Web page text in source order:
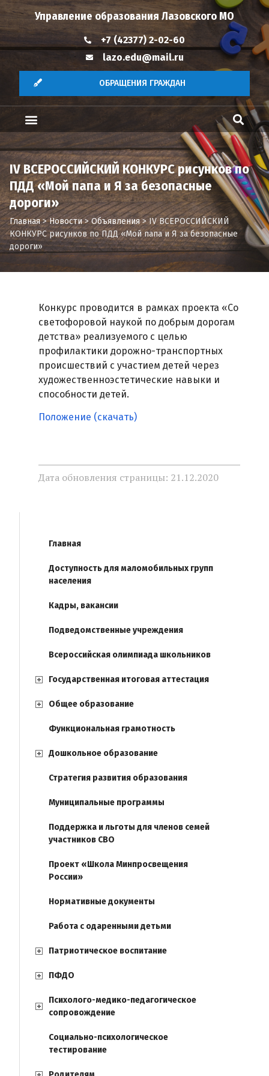
Управление образования Лазовского МО
+7 (42377) 2-02-60
lazo.edu@mail.ru
ОБРАЩЕНИЯ ГРАЖДАН
IV ВСЕРОССИЙСКИЙ КОНКУРС рисунков по
ПДД «Мой папа и Я за безопасные
дороги»
Главная>Новости>Объявления>IV ВСЕРОССИЙСКИЙ
КОНКУРС рисунков по ПДД «Мой папа и Я за безопасные
дороги»
Конкурс проводится в рамках проекта «Со
светофоровой наукой по добрым дорогам
детства» реализуемого с целью
профилактики дорожно-транспортных
происшествий с участием детей через
художественноэстетические навыки и
способности детей.
Положение (скачать)
Дата обновления страницы: 21.12.2020
Главная
Доступность для маломобильных групп
населения
Кадры, вакансии
Подведомственные учреждения
Всероссийская олимпиада школьников
Государственная итоговая аттестация
Общее образование
Функциональная грамотность
Дошкольное образование
Стратегия развития образования
Муниципальные программы
Поддержка и льготы для членов семей
участников СВО
Проект «Школа Минпросвещения
России»
Нормативные документы
Работа с одаренными детьми
Патриотическое воспитание
ПФДО
Психолого-медико-педагогическое
сопровождение
Социально-психологическое
тестирование